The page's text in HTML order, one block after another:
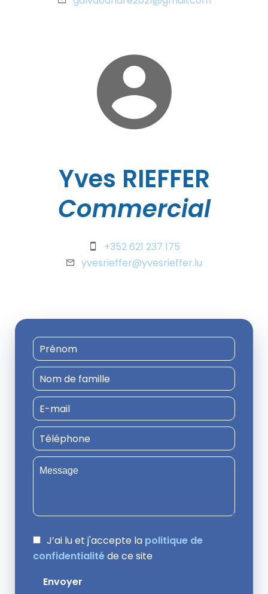
Yves RIEFFER
Commercial
+352 621 237 175
yvesrieffer@yvesrieffer.lu
J’ai lu et j'accepte la politique de
confidentialitéde ce site
Envoyer